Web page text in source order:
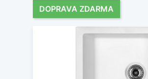
DOPRAVA ZDARMA